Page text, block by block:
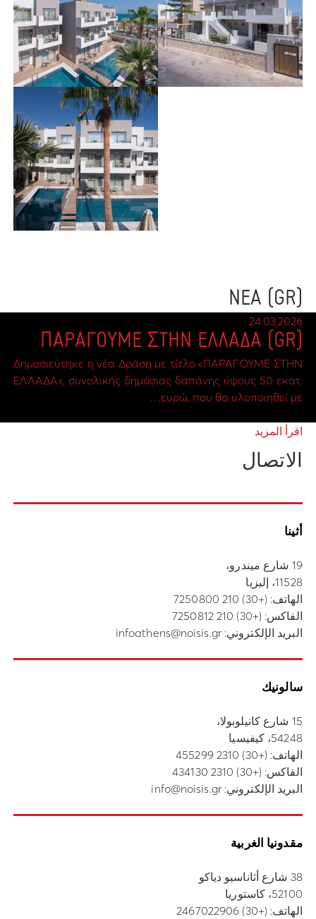
(GR) ΝΕΑ
24.03.2026
(GR) ΠΑΡΑΓΟΥΜΕ ΣΤΗΝ ΕΛΛΑΔΑ
Δημοσιεύτηκε η νέα Δράση με τίτλο «ΠΑΡΑΓΟΥΜΕ ΣΤΗΝ
ΕΛΛΑΔΑ», συνολικής δημόσιας δαπάνης ύψους 50 εκατ.
ευρώ, που θα υλοποιηθεί με…
اقرأ المزيد
الاتصال
أثينا
19 شارع ميندرو،
11528، إليزيا
الهاتف: (+30) 210 7250800
الفاكس: (+30) 210 7250812
البريد الإلكتروني:infoathens@noisis.gr
سالونيك
15 شارع كانيلوبولا،
54248، كيفيسيا
الهاتف: (+30) 2310 455299
الفاكس: (+30) 2310 434130
البريد الإلكتروني:info@noisis.gr
مقدونيا الغربية
38 شارع أثاناسيو دياكو
52100، كاستوريا
الهاتف: (+30) 2467022906